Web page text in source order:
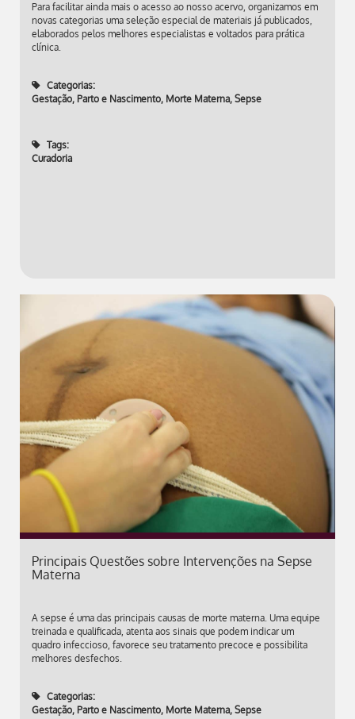
Para facilitar ainda mais o acesso ao nosso acervo, organizamos em
novas categorias uma seleção especial de materiais já publicados,
elaborados pelos melhores especialistas e voltados para prática
clínica.
Categorias:
Gestação, Parto e Nascimento, Morte Materna, Sepse
Tags:
Curadoria
Principais Questões sobre Intervenções na Sepse
Materna
A sepse é uma das principais causas de morte materna. Uma equipe
treinada e qualificada, atenta aos sinais que podem indicar um
quadro infeccioso, favorece seu tratamento precoce e possibilita
melhores desfechos.
Categorias:
Gestação, Parto e Nascimento, Morte Materna, Sepse